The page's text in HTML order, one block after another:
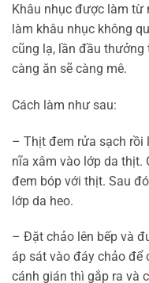
Khâu nhục được làm từ
làm khâu nhục không
cũng lạ, lần đầu
càng ăn sẽ càng mê.
Cách làm như sau:
– Thịt đem rửa sạch rồi
nĩa xâm vào lớp da thịt.
đem bóp với thịt. Sau
lớp da heo.
– Đặt chảo lên bếp và
áp sát vào đáy chảo để
cánh gián thì gắp ra và